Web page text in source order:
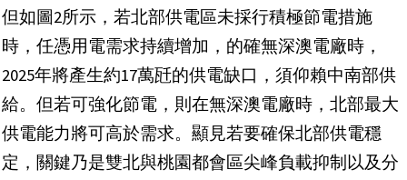
但如圖2所示，若北部供電區未採行積極節電措施
時，任憑用電需求持續增加，的確無深澳電廠時，
2025年將產生約17萬瓩的供電缺口，須仰賴中南部供
給。但若可強化節電，則在無深澳電廠時，北部最大
供電能力將可高於需求。顯見若要確保北部供電穩
定，關鍵乃是雙北與桃園都會區尖峰負載抑制以及分